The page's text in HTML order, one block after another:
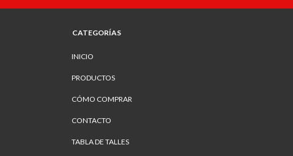
CATEGORÍAS
INICIO
PRODUCTOS
CÓMO COMPRAR
CONTACTO
TABLA DE TALLES